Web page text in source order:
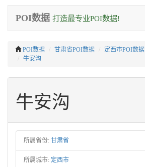
POI数据 打造最专业POI数据!
POI数据 甘肃省POI数据 定西市POI数据
牛安沟
牛安沟
所属省份: 甘肃省
所属城市: 定西市